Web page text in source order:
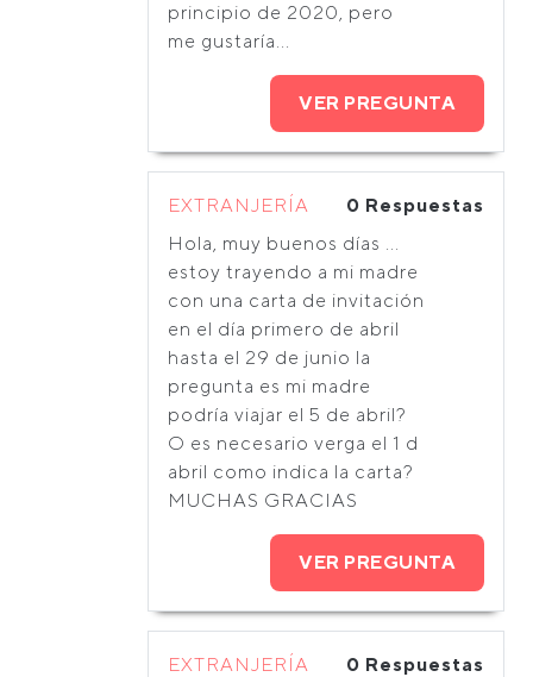
principio de 2020, pero
me gustaría...
VER PREGUNTA
EXTRANJERÍA
0 Respuestas
Hola, muy buenos días ...
estoy trayendo a mi madre
con una carta de invitación
en el día primero de abril
hasta el 29 de junio la
pregunta es mi madre
podría viajar el 5 de abril?
O es necesario verga el 1 d
abril como indica la carta?
MUCHAS GRACIAS
VER PREGUNTA
EXTRANJERÍA
0 Respuestas